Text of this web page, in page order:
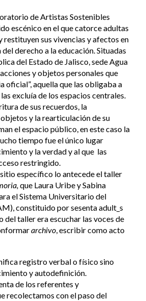
de Artistas Sostenibles
escénico en el que catorceadultas
restituyen sus vivencias y afectos en
derecho a la educación. Situadas
del Estado de Jalisco, sede Agua
y objetos personales que
oficial”, aquella que las obligaba a
excluía de los espacios centrales.
de sus recuerdos, la
y la rearticulación de su
el espacio público, en este caso la
tiempo fue el único lugar
y la verdad y al que las
restringido.
específico lo antecede el taller
que Laura Uribe y Sabina
el Sistema Universitario del
constituido por sesenta adult_s
del taller era escuchar las voces de
archivo, escribir como acto
registro verbal o físico sino
y autodefinición.
de los referentes y
recolectamos con el paso del